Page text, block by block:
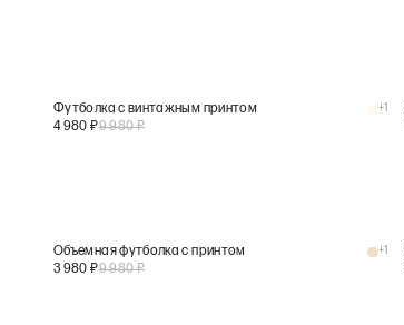
Футболка с винтажным принтом
4 980 ₽9 980₽
+1
Объемная футболка с принтом
3 980 ₽9 980₽
+1